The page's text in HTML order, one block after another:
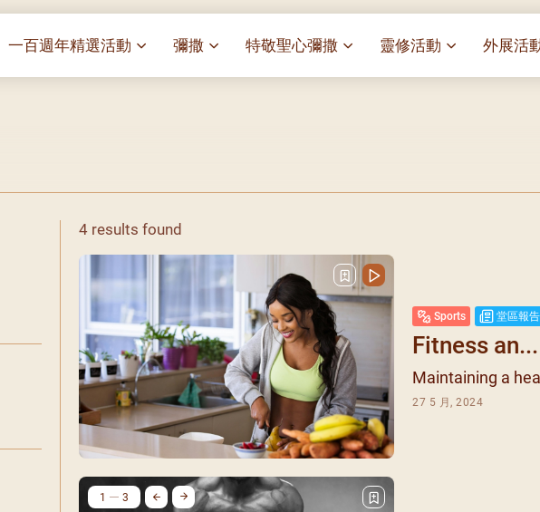
一百週年精選活動
《百年人海》音樂劇
禧年活動 – 希望之光油燈
朝聖 – 法國/羅馬
主保瞻禮彌撒及聚餐
朝聖 – 韓國
聖誕報佳音
聖誕願望樹 Giving Tree
彌撒
提前主日彌撒 – 梁達材神父
提前主日彌撒 – 閻德龍神父
(2025/03/08)
提前主日彌撒 – 區加培神父
(2025/04/05)
提前主日彌撒 – 關傑棠神父
(2025/05/10)
提前主日彌撒 – 陳德雄神父
(2025/06/14)
提前主日彌撒 – 李亮神父
(2025/07/12)
提前主日彌撒 – 陳志明神父
(2025/08/09)
特敬聖心彌撒
特敬聖心彌撒 (2025/04/04)
特敬聖心彌撒 (2025/07/04)
特敬聖心彌撒 (2025/08/01)
特敬聖心彌撒 (2025/09/05)
特敬聖心彌撒 (2025/10/03)
特敬聖心彌撒 (2025/11/07)
特敬聖心彌撒 (2025/12/05)
特敬聖心彌撒 (2026/01/02)
靈修活動
依納爵靈修與避靜 (3月
每月靈修及明供聖體
每月靈修及明供聖體
每月靈修及明供聖體
每月靈修及明供聖體
每月靈修及明供聖體
每月靈修及明供聖體
每月靈修及明供聖體
每月靈修及明供聖體
外展活
4 results found
Sports 堂區報告
Fitness an...
Maintaining a
27 5 月, 2024
1 3